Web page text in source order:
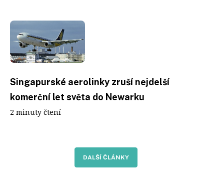
Singapurské aerolinky zruší nejdelší
komerční let světa do Newarku
2 minuty čtení
DALŠÍ ČLÁNKY